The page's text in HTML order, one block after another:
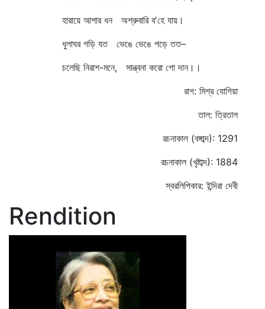
হারায়ে আশার ধন অশ্রুবারি ব'হে যায়।
ধুলাঘর গড়ি যত ভেঙে ভেঙে পড়ে তত–
চলেছি নিরাশ-মনে, সান্ত্বনা করো গো দান।।
রাগ: মিশ্র যোগিয়া
তাল: ত্রিতাল
রচনাকাল (বঙ্গাব্দ): 1291
রচনাকাল (খৃষ্টাব্দ): 1884
স্বরলিপিকার: ইন্দিরা দেবী
Rendition